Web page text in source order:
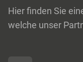
Hier finden Sie
welche unser